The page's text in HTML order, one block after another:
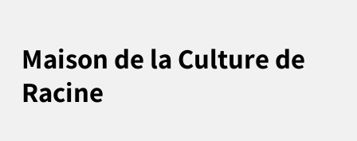
Maison de la Culture de
Racine